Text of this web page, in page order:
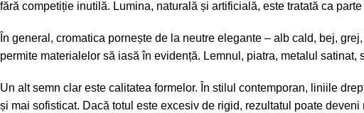
fără competiție inutilă. Lumina, naturală și artificială, este tratată ca
În general, cromatica pornește de la neutre elegante – alb cald, bej,
permite materialelor să iasă în evidență. Lemnul, piatra, metalul
Un alt semn clar este calitatea formelor. În stilul contemporan, liniile
și mai sofisticat. Dacă totul este excesiv de rigid, rezultatul poate deveni